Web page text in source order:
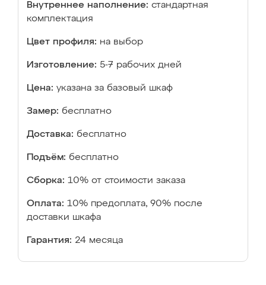
Внутреннее наполнение: стандартная
комплектация
Цвет профиля: на выбор
Изготовление: 5-7 рабочих дней
Цена: указана за базовый шкаф
Замер: бесплатно
Доставка: бесплатно
Подъём: бесплатно
Сборка: 10% от стоимости заказа
Оплата: 10% предоплата, 90% после
доставки шкафа
Гарантия: 24 месяца